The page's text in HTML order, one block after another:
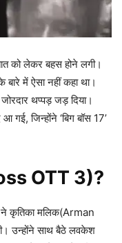
को लेकर बहस होने लगी।
में ऐसा नहीं कहा था।
थप्पड़ जड़ दिया।
गई, जिन्होंने ‘बिग बॉस 17’
OTT 3)?
ने कृतिका मलिक(Arman
उन्होंने साथ बैठे लवकेश